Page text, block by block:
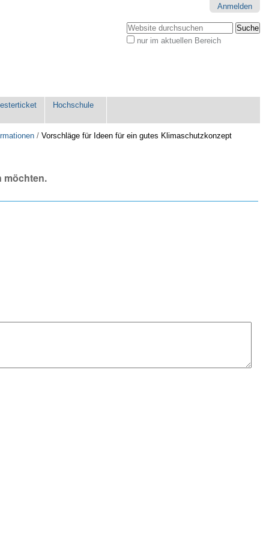
Anmelden
Website durchsuchen
nur im aktuellen Bereich
Hochschule
/Vorschläge für Ideen für ein gutes Klimaschutzkonzept
möchten.